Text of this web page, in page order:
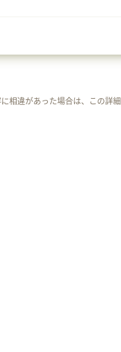
相違があった場合は、この詳細